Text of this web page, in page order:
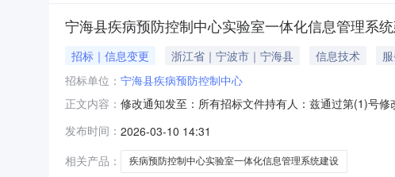
宁海县疾病预防控制中心实验室一体化信息管理系
招标｜信息变更 浙江省｜宁波市｜宁海县 信息技术
招标单位： 宁海县疾病预防控制中心
正文内容： 修改通知发至：所有招标文件持有人：兹通过第(1)号
30分（北京时间），现修改为：2026年03月18日14时
月十日
发布时间： 2026-03-10 14:31
相关产品：
疾病预防控制中心实验室一体化信息管理系统建设